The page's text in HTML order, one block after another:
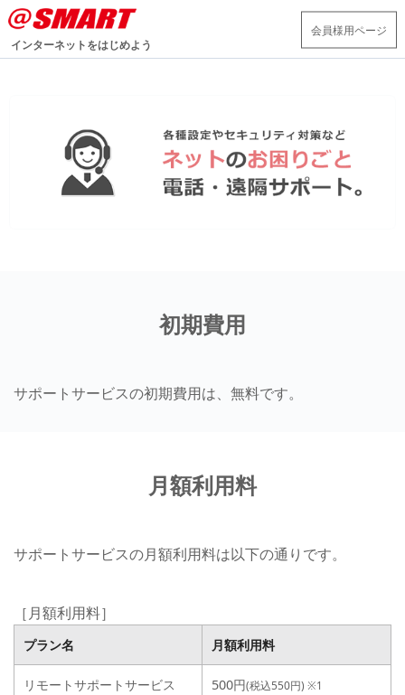
インターネットをはじめよう
会員様用ページ
初期費用
サポートサービスの初期費用は、無料です。
月額利用料
サポートサービスの月額利用料は以下の通りです。
［月額利用料］
プラン名 月額利用料
リモートサポートサービス 500円(税込550円) ※1